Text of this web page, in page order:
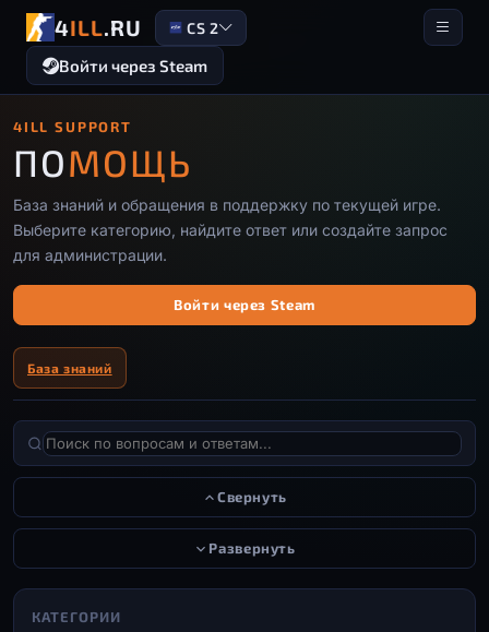
4ILL.RU CS 2
Войти через Steam
4ILL SUPPORT
ПОМОЩЬ
База знаний и обращения в поддержку по текущей игре.
Выберите категорию, найдите ответ или создайте запрос
для администрации.
Войти через Steam
База знаний
Свернуть
Развернуть
КАТЕГОРИИ